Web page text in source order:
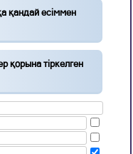
қандай есіммен
қорына тіркелген